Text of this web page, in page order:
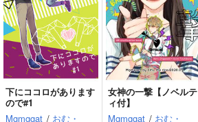
下にココロがあります
ので#1
Mgmggat / おむ・
女神の一撃【ノベルテ
ィ付】
Mgmggat / おむ・